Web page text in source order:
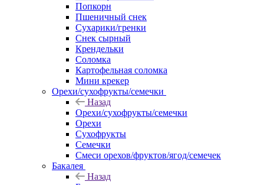
Попкорн
Пшеничный снек
Сухарики/гренки
Снек сырный
Крендельки
Соломка
Картофельная соломка
Мини крекер
Орехи/сухофрукты/семечки
Назад
Орехи/сухофрукты/семечки
Орехи
Сухофрукты
Семечки
Смеси орехов/фруктов/ягод/семечек
Бакалея
Назад